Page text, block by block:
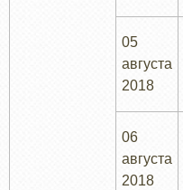
05
августа
2018
06
августа
2018